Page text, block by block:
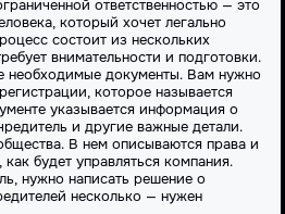
ответственностью — это
который хочет легально
состоит из нескольких
внимательности и подготовки.
необходимые документы. Вам нужно
которое называется
указывается информация о
и другие важные детали.
В нем описываются права и
будет управляться компания.
, нужно написать решение о
несколько — нужен